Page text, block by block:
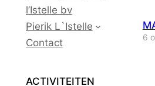
l’Istelle bv
Pierik L`Istelle
Contact
ACTIVITEITEN
6